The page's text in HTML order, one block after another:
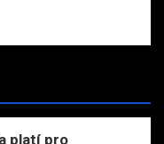
platí pro